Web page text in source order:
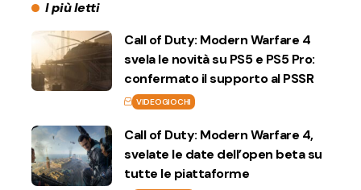
I più letti
Call of Duty: Modern Warfare 4
svela le novità su PS5 e PS5 Pro:
confermato il supporto al PSSR
VIDEOGIOCHI
Call of Duty: Modern Warfare 4,
svelate le date dell’open beta su
tutte le piattaforme